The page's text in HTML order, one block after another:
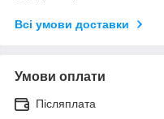
Всі умови доставки
Умови оплати
Післяплата